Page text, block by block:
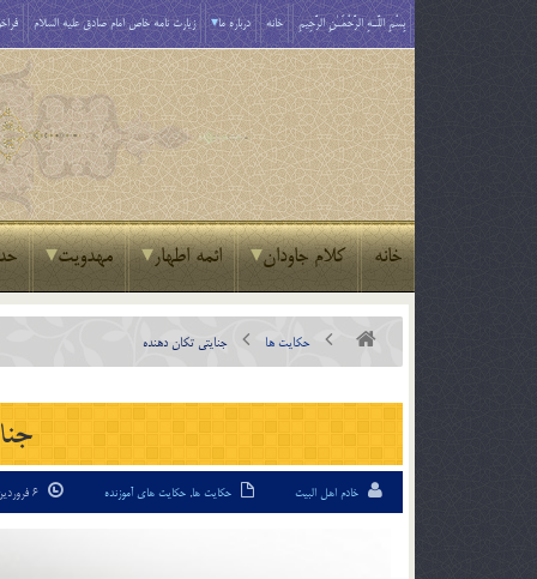
بِسْمِ اللَّـهِ الرَّحْمَـٰنِ الرَّحِيمِ خانه درباره ما زیارت نامه خاص امام صادق علیه السلام
خانه کلام جاودان ائمه اطهار مهدویت
حکایت ها جنايتی تكان دهنده
خادم اهل البیت حکایت ها, حکایت های آموزنده